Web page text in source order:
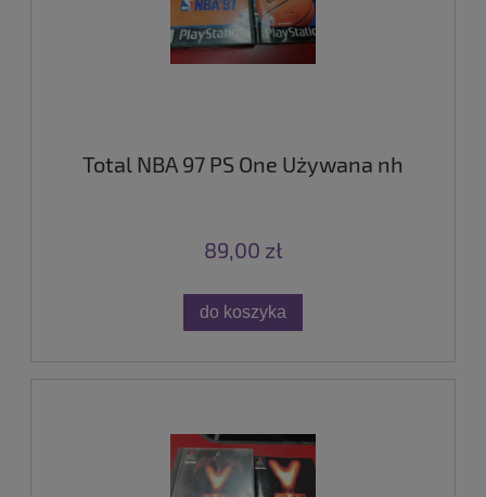
Total NBA 97 PS One Używana nh
89,00 zł
do koszyka